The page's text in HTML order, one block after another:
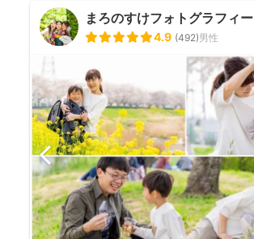
まろのすけフォトグラフィー
4.9 (492)男性